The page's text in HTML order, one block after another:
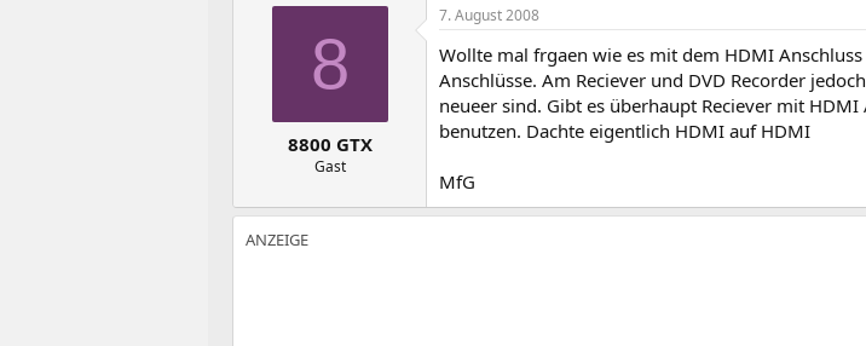
s
t
a
8
8800 GTX
Gast
7. August 2008
Wollte mal frgaen wie es mit dem HDMI
Anschlüsse. Am Reciever und DVD Recorder
neueer sind. Gibt es überhaupt Reciever mit
benutzen. Dachte eigentlich HDMI auf HDMI
MfG